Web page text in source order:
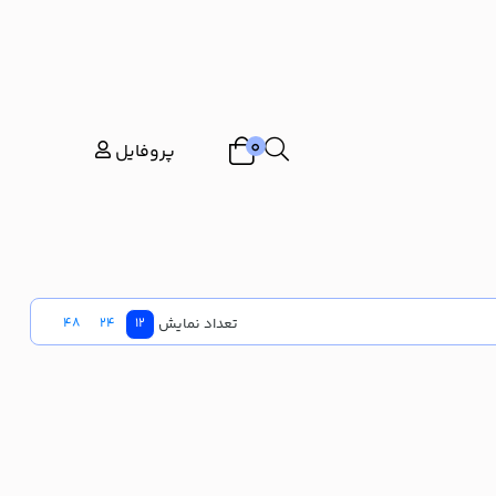
0 پروفایل
تعداد نمایش 12
24
48